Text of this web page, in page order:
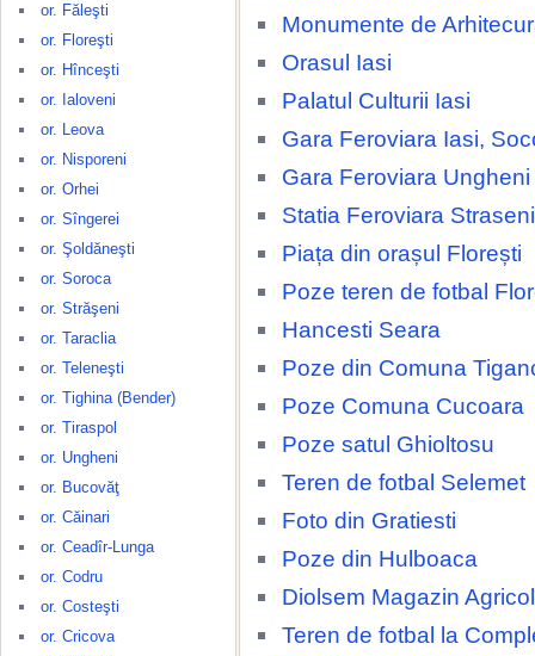
or. Făleşti
or. Floreşti
or. Hînceşti
or. Ialoveni
or. Leova
or. Nisporeni
or. Orhei
or. Sîngerei
or. Şoldăneşti
or. Soroca
or. Străşeni
or. Taraclia
or. Teleneşti
or. Tighina (Bender)
or. Tiraspol
or. Ungheni
or. Bucovăţ
or. Căinari
or. Ceadîr-Lunga
or. Codru
or. Costeşti
or. Cricova
Monumente de
Orasul Iasi
Palatul Culturii Iasi
Gara Feroviara Iasi,
Gara Feroviara Ungheni
Statia Feroviara Straseni
Piața din orașul Florești
Poze teren de fotbal
Hancesti Seara
Poze din Comuna
Poze Comuna Cucoara
Poze satul Ghioltosu
Teren de fotbal Selemet
Foto din Gratiesti
Poze din Hulboaca
Diolsem Magazin Agricol
Teren de fotbal la